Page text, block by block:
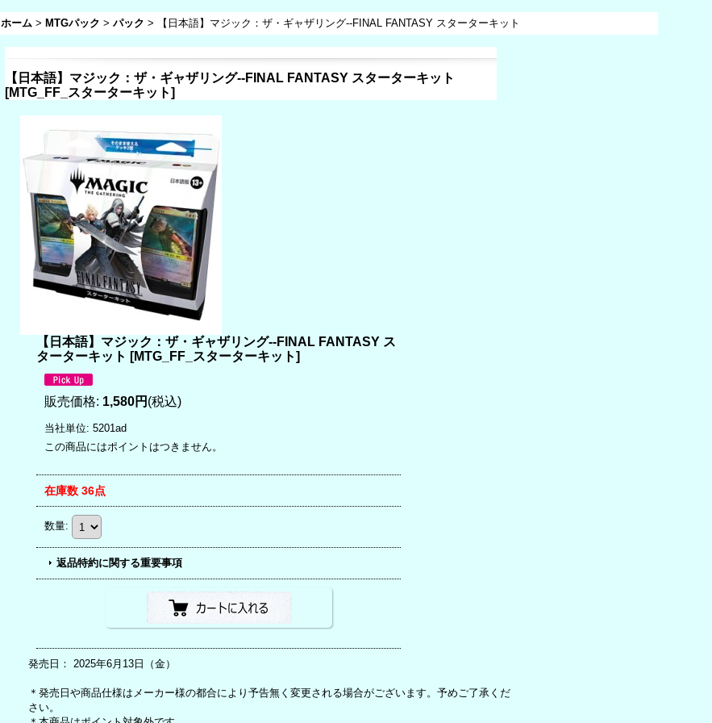
ホーム > MTGパック > パック > 【日本語】マジック：ザ・ギャザリング--FINAL FANTASY スターターキット
【日本語】マジック：ザ・ギャザリング--FINAL FANTASY スターターキット
[MTG_FF_スターターキット]
【日本語】マジック：ザ・ギャザリング--FINAL FANTASY ス
ターターキット [MTG_FF_スターターキット]
販売価格: 1,580円 (税込)
当社単位: 5201ad
この商品にはポイントはつきません。
在庫数 36点
数量:
返品特約に関する重要事項
発売日： 2025年6月13日（金）
＊発売日や商品仕様はメーカー様の都合により予告無く変更される場合がございます。予めご了承くだ
さい。